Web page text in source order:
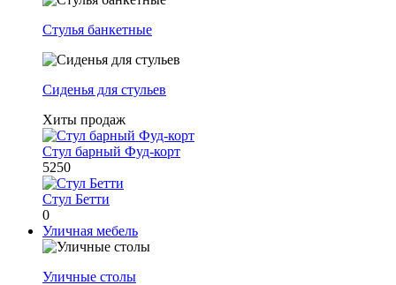
Стулья банкетные
Сиденья для стульев
Хиты продаж
Стул барный Фуд-корт
5250
Стул Бетти
0
Уличная мебель
Уличные столы